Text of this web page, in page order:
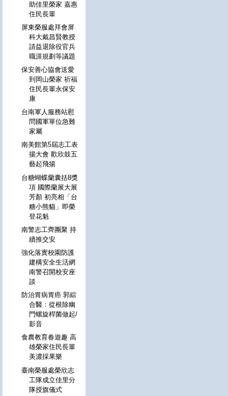
助佳里榮家 嘉惠
住民長輩
屏東榮服處拜會屏
科大戴昌賢教授
請益退除役官兵
職涯規劃等議題
保安善心協會送愛
到岡山榮家 祈福
住民長輩永保安
康
台南軍人服務站慰
問國軍單位急難
家屬
南美館第5屆志工表
揚大會 歡欣鼓五
藝起飛揚
台糖蝴蝶蘭囊括8獎
項 國際蘭展大展
芳顏 初亮相「台
糖小熊貓」即榮
登花魁
南警志工齊團聚 持
續推交安
強化落實校園防護
建構安全生活網
南警召開校安座
談
防治胃病胃癌 郭綜
合醫：從根除幽
門螺旋桿菌做起/
影音
食農教育春遊趣 高
雄榮家住民長輩
美濃採果樂
臺南榮服處榮欣志
工隊成立佳里分
隊授旗儀式